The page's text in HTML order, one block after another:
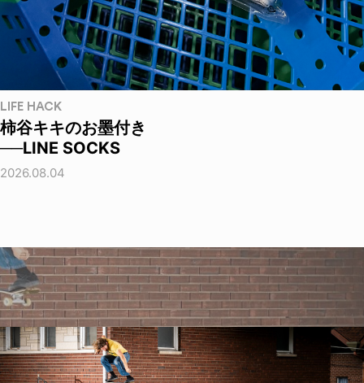
LIFE HACK
柿谷キキのお墨付き
──LINE SOCKS
2026.08.04